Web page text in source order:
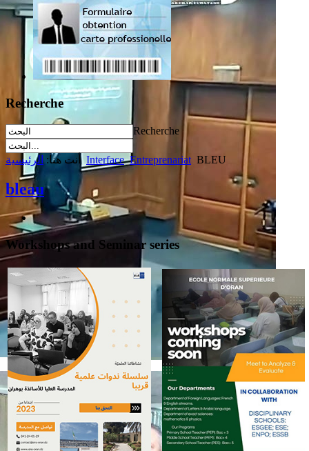
Recherche
Recherche
أنت هنا: الرئيسية Interface Entreprenariat BLEU
bleau
Workshops and Seminar series